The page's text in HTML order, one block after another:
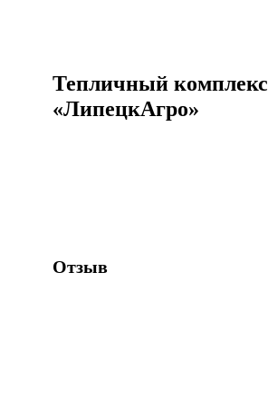
Тепличный комплекс
«ЛипецкАгро»
Отзыв